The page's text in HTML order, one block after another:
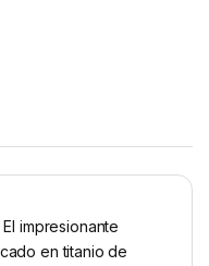
impresio­nante
en titanio de